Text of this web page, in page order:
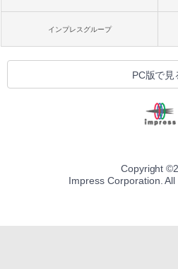
インプレスグループ
PC版で見
Copyright ©
Impress Corporation. All